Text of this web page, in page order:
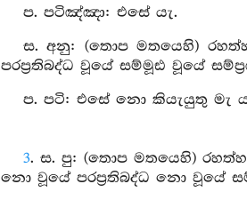
ප. පටිඤ්ඤා: එසේ යැ.
ස. අනු: (තොප මතයෙහි)
පරප්‍රතිබද්ධ වූයේ සම්මූඪ වූයේ
ප. පටි: එසේ නො කියැයුතු මැ
3. ස. පු: (තොප මතයෙහි)
නො වූයේ පරප්‍රතිබද්ධ නො වූයේ